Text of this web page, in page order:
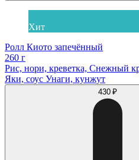
Хит
Ролл Киото запечённый
260 г
Рис, нори, креветка, Снежный
Яки, соус Унаги, кунжут
430 ₽